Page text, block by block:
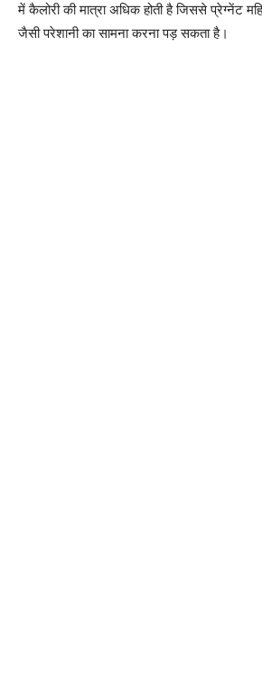
में कैलोरी की मात्रा अधिक होती है जिससे प्रेग्नेंट
जैसी परेशानी का सामना करना पड़ सकता है।